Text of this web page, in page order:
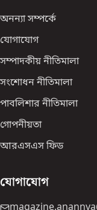
অনন্যা সম্পর্কে
যোগাযোগ
সম্পাদকীয় নীতিমালা
সংশোধন নীতিমালা
পাবলিশার নীতিমালা
গোপনীয়তা
আরএসএস ফিড
যোগাযোগ